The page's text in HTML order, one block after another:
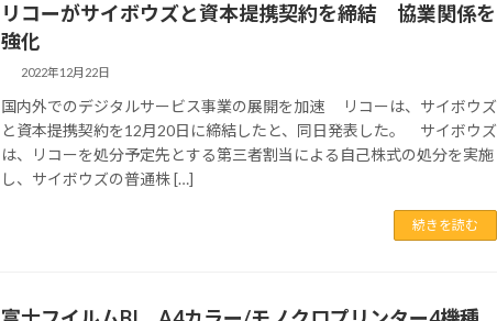
リコーがサイボウズと資本提携契約を締結 協業関係を
強化
2022年12月22日
国内外でのデジタルサービス事業の展開を加速 リコーは、サイボウズ
と資本提携契約を12月20日に締結したと、同日発表した。 サイボウズ
は、リコーを処分予定先とする第三者割当による自己株式の処分を実施
し、サイボウズの普通株 […]
続きを読む